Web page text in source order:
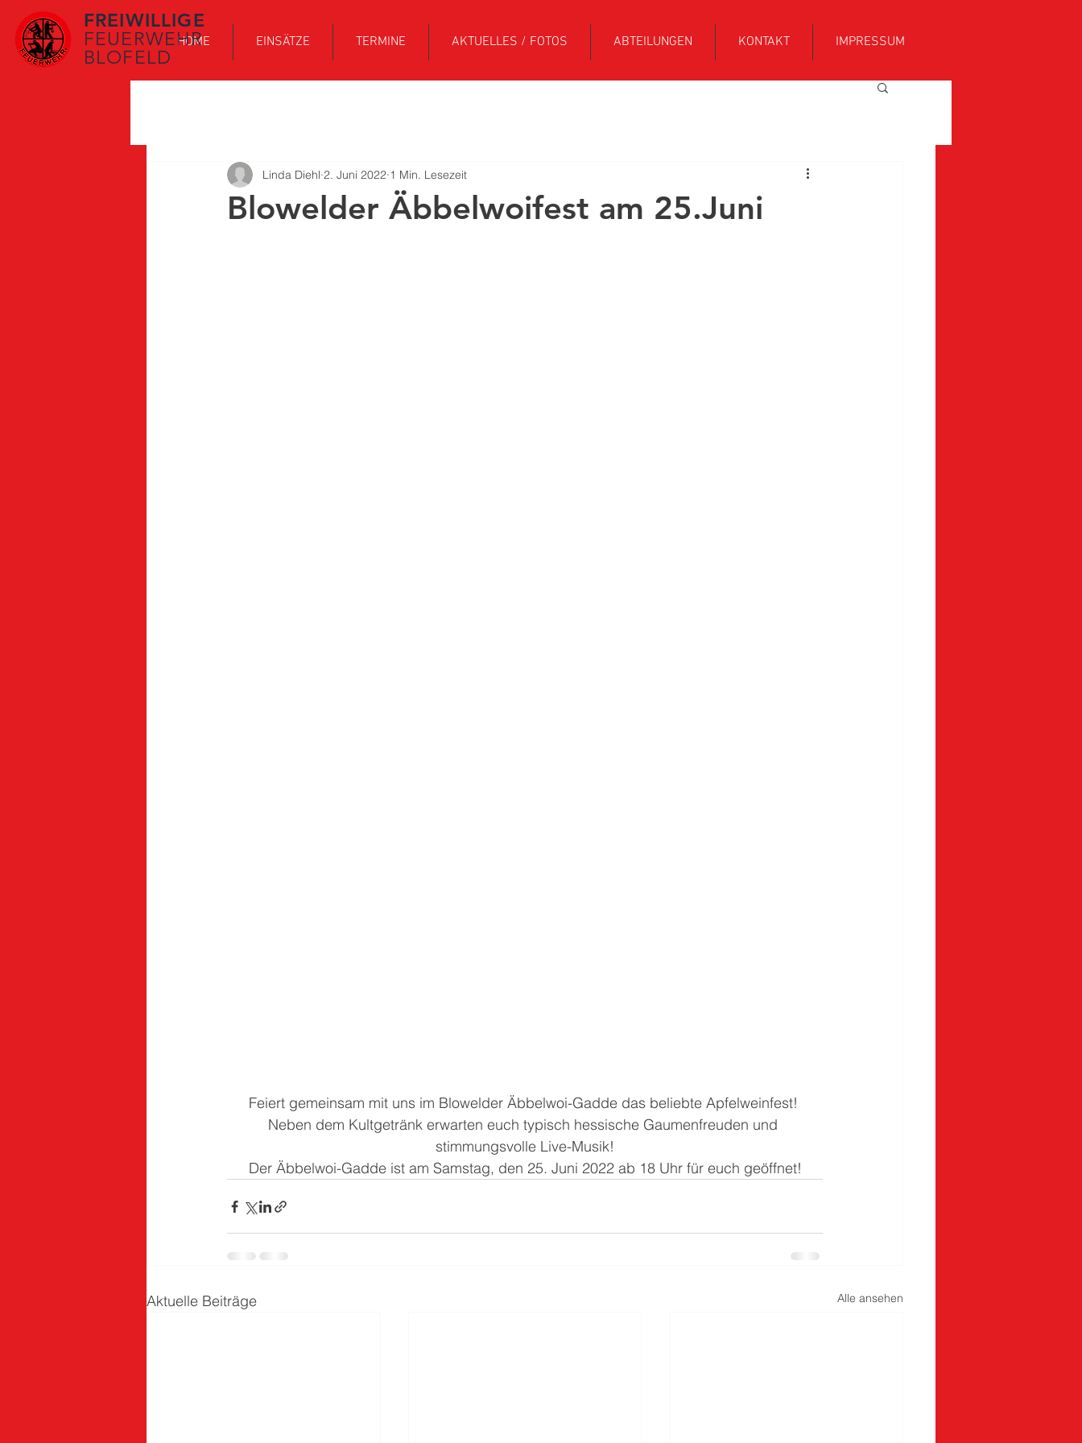
FREIWILLIGE
FEUERWEHR
BLOFELD
HOME EINSÄTZE TERMINE AKTUELLES / FOTOS ABTEILUNGEN KONTAKT IMPRESSUM
Blowelder Äbbelwoifest am 25.Juni
Linda Diehl 2. Juni 2022 1 Min. Lesezeit
Feiert gemeinsam mit uns im Blowelder Äbbelwoi-Gadde das beliebte Apfelweinfest!
Neben dem Kultgetränk erwarten euch typisch hessische Gaumenfreuden und
stimmungsvolle Live-Musik!
Der Äbbelwoi-Gadde ist am Samstag, den 25. Juni 2022 ab 18 Uhr für euch geöffnet!
Aktuelle Beiträge Alle ansehen